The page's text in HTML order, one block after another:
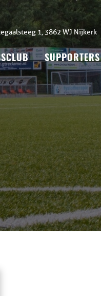
1, 3862 WJ Nijkerk
SUPPORTERS